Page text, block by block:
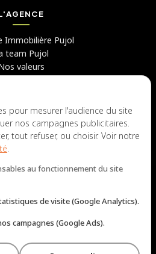
Immobilière Pujol
team Pujol
valeurs
Avis clients
chez nous
CONTACTER
: 9h – 12h / 14h – 18h
pour mesurer l'audience du site
nos campagnes publicitaires.
tout refuser, ou choisir. Voir notre
.
au fonctionnement du site
de visite (Google Analytics).
campagnes (Google Ads).